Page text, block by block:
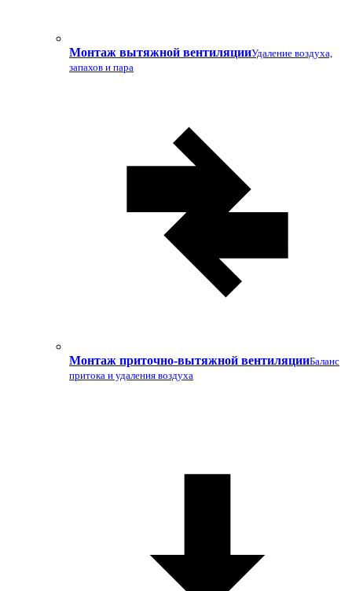
Монтаж вытяжной вентиляцииУдаление воздуха,
запахов и пара
Монтаж приточно-вытяжной вентиляцииБаланс
притока и удаления воздуха